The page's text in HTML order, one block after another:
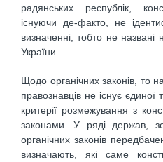
радянських республік,
існуючи де-факто, не
визначенні, тобто не названі
України.
Щодо органічних законів, то
правознавців не існує єдиної
критерії розмежування з
законами. У ряді держав,
органічних законів
визначають, які саме